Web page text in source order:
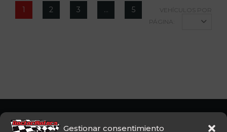
Gestionar consentimiento
1 2 3 … 5
VEHÍCULOS POR
PÁGINA:
CFMoto Y Mitt. Estamos en